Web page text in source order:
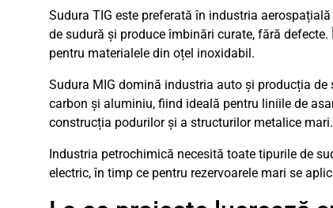
Sudura TIG este preferată în industria
de sudură și produce îmbinări curate, fără
pentru materialele din oțel inoxidabil.
Sudura MIG domină industria auto și producția
carbon și aluminiu, fiind ideală pentru liniile de
construcția podurilor și a structurilor metalice mari.
Industria petrochimică necesită toate tipurile de
electric, în timp ce pentru rezervoarele mari se